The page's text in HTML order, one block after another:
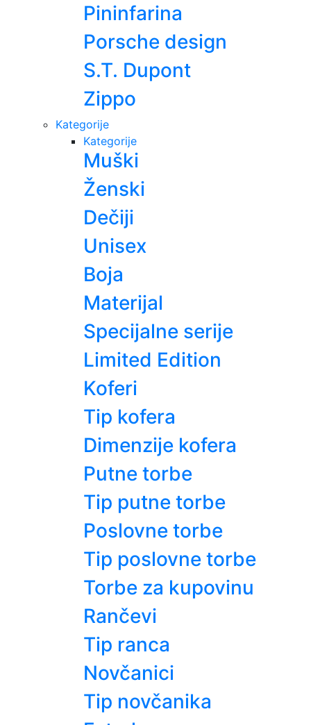
Pininfarina
Porsche design
S.T. Dupont
Zippo
Kategorije
Kategorije
Muški
Ženski
Dečiji
Unisex
Boja
Materijal
Specijalne serije
Limited Edition
Koferi
Tip kofera
Dimenzije kofera
Putne torbe
Tip putne torbe
Poslovne torbe
Tip poslovne torbe
Torbe za kupovinu
Rančevi
Tip ranca
Novčanici
Tip novčanika